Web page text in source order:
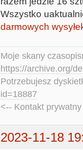
Wszystko
darmowych
Moje skany
https://archive.org/
Potrzebujesz
id=18887
<-- Kontakt
2023-11-18